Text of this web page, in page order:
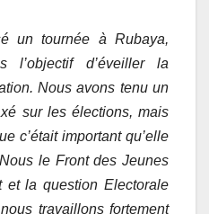
un tournée à Rubaya,
l’objectif d’éveiller la
. Nous avons tenuun
sur les élections, mais
c’était important qu’elle
Nous le Front desJeunes
et la questionElectorale
travaillons fortement